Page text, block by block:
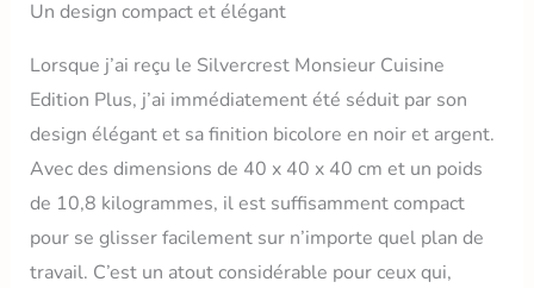
Un design compact et élégant
Lorsque j’ai reçu le Silvercrest Monsieur Cuisine
Edition Plus, j’ai immédiatement été séduit par son
design élégant et sa finition bicolore en noir et argent.
Avec des dimensions de 40 x 40 x 40 cm et un poids
de 10,8 kilogrammes, il est suffisamment compact
pour se glisser facilement sur n’importe quel plan de
travail. C’est un atout considérable pour ceux qui,